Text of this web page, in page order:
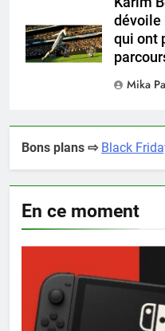
dévoile
qui ont
Mika
Bons plans ⇨ Black
En ce moment